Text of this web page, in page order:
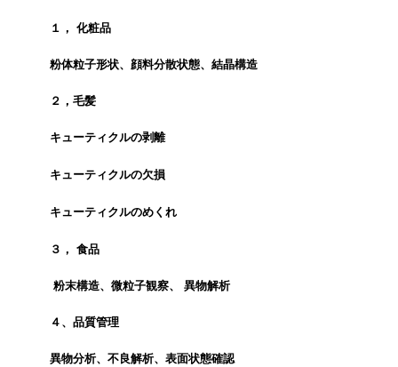
１， 化粧品
粉体粒子形状、顔料分散状態、結晶構造
２，毛髪
キューティクルの剥離
キューティクルの欠損
キューティクルのめくれ
３， 食品
粉末構造、微粒子観察、 異物解析
４、品質管理
異物分析、不良解析、表面状態確認